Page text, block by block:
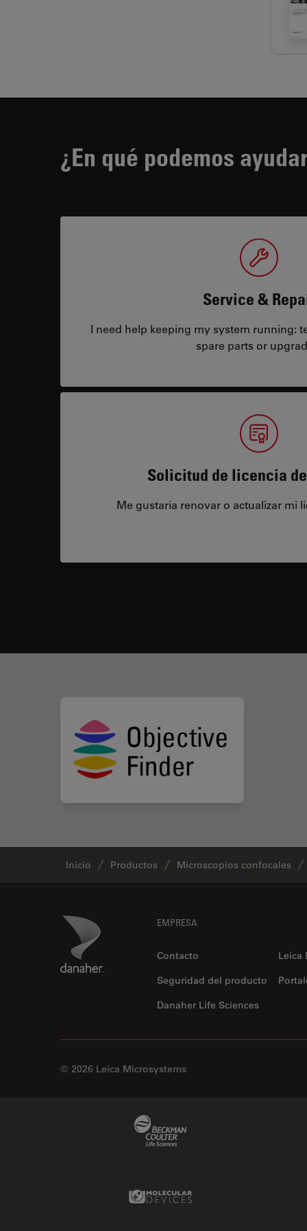
¿En qué podemos
Service &
I need help keeping my system running:
spare parts or
Solicitud de licencia
Me gustaría renovar o actualizar mi
Inicio Productos Microscopios confocales
Danaher Logo EMPRESA
Contacto
Leica
Seguridad del producto
Danaher Life Sciences
© 2026 Leica Microsystems
Molecular Devices Link